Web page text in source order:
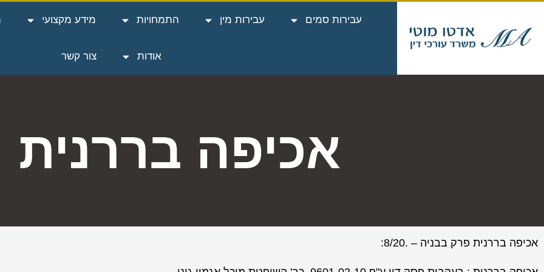
עבירות סמים עבירות מין התמחויות מידע מקצועי
אודות צור קשר
אכיפה בררנית
אכיפה בררנית פרק בבניה – .8/20: